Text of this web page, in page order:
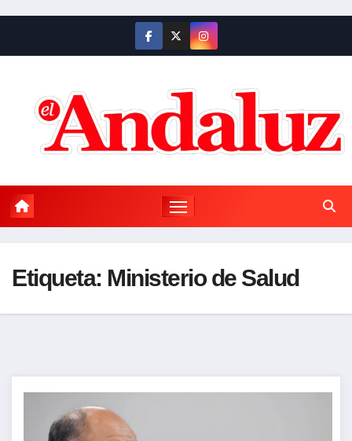
contenido
Etiqueta: Ministerio de Salud